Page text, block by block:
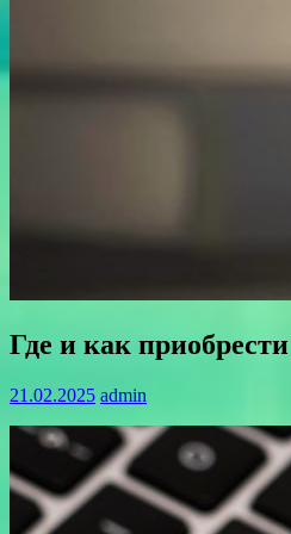
Где и как
21.02.2025 admin